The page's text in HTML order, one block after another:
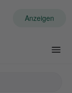
Anzeigen